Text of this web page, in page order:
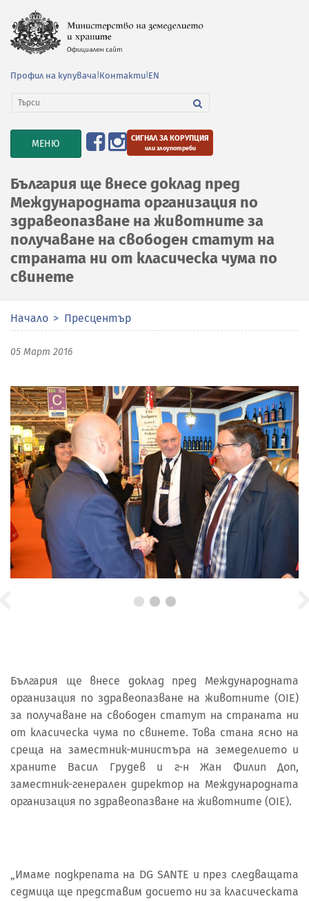
Профил на купувача Контакти EN
TOGGLE
NAVIGATION
МЕНЮ СИГНАЛ ЗА КОРУПЦИЯ
или злоупотреби
България ще внесе доклад пред
Международната организация по
здравеопазване на животните за
получаване на свободен статут на
страната ни от класическа чума по
свинете
Начало Пресцентър
05 Март 2016
България ще внесе доклад пред Международната
организация по здравеопазване на животните (OIE)
за получаване на свободен статут на страната ни
от класическа чума по свинете. Това стана ясно на
среща на заместник-министъра на земеделието и
храните Васил Грудев и г-н Жан Филип Доп,
заместник-генерален директор на Международната
организация по здравеопазване на животните (OIE).
„Имаме подкрепата на DG SANTE и през следващата
седмица ще представим досието ни за класическата